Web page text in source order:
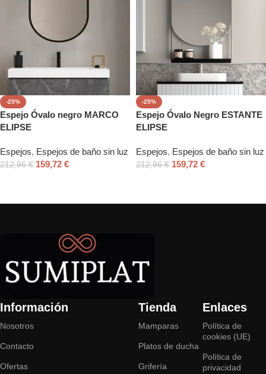
-25%
Espejo Óvalo negro MARCO
ELIPSE
Espejos, Espejos de baño sin luz
212,96€ 159,72 €
-25%
Espejo Óvalo Negro ESTANTE
ELIPSE
Espejos, Espejos de baño sin luz
212,96€ 159,72 €
Información
Nosotros
Contacto
Ofertas
Tienda
Mamparas
Platos de ducha
Grifería
Enlaces
Política de
cookies (UE)
Política de
privacidad